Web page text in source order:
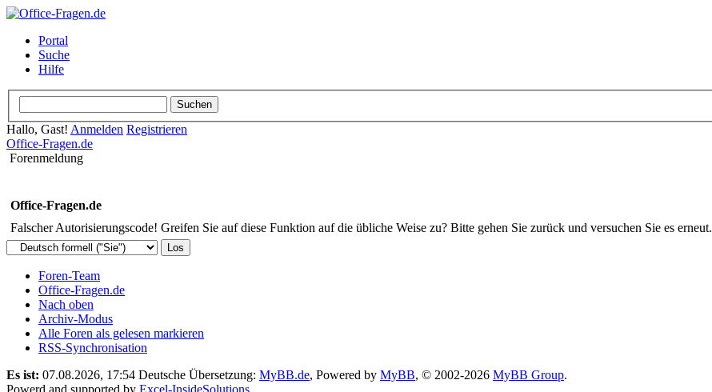
Portal
Suche
Hilfe
Hallo, Gast! Anmelden Registrieren
Office-Fragen.de
Forenmeldung
Office-Fragen.de
Falscher Autorisierungscode! Greifen Sie auf diese Funktion auf die übliche Weise zu? Bitte gehen Sie zurück und versuchen Sie es erneut.
Foren-Team
Office-Fragen.de
Nach oben
Archiv-Modus
Alle Foren als gelesen markieren
RSS-Synchronisation
Es ist: 07.08.2026, 17:54 Deutsche Übersetzung: MyBB.de, Powered by MyBB, © 2002-2026 MyBB Group.
Powerd and supported by Excel-InsideSolutions